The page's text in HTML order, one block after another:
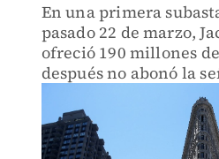
En una primera
pasado 22 de marzo,
ofreció 190 millones
después no abonó la
millones para